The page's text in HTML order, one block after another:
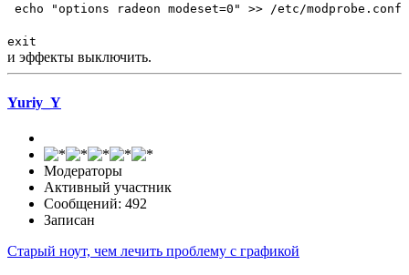
echo "options radeon modeset=0" >> /etc/modprobe.conf
exit
и эффекты выключить.
Yuriy_Y
Модераторы
Активный участник
Сообщений: 492
Записан
Старый ноут, чем лечить проблему с графикой